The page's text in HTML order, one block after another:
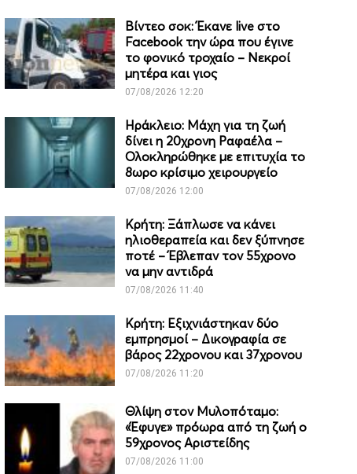
Βίντεο σοκ: Έκανε live στο
Facebook την ώρα που έγινε
το φονικό τροχαίο – Νεκροί
μητέρα και γιος
07/08/2026 12:20
Ηράκλειο: Μάχη για τη ζωή
δίνει η 20χρονη Ραφαέλα –
Ολοκληρώθηκε με επιτυχία το
8ωρο κρίσιμο χειρουργείο
07/08/2026 12:00
Κρήτη: Ξάπλωσε να κάνει
ηλιοθεραπεία και δεν ξύπνησε
ποτέ – Έβλεπαν τον 55χρονο
να μην αντιδρά
07/08/2026 11:40
Κρήτη: Εξιχνιάστηκαν δύο
εμπρησμοί – Δικογραφία σε
βάρος 22χρονου και 37χρονου
07/08/2026 11:20
Θλίψη στον Μυλοπόταμο:
«Έφυγε» πρόωρα από τη ζωή ο
59χρονος Αριστείδης
07/08/2026 11:00